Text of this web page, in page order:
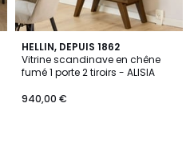
HELLIN, DEPUIS 1862
Vitrine scandinave en chêne
fumé 1 porte 2 tiroirs - ALISIA
940,00 €